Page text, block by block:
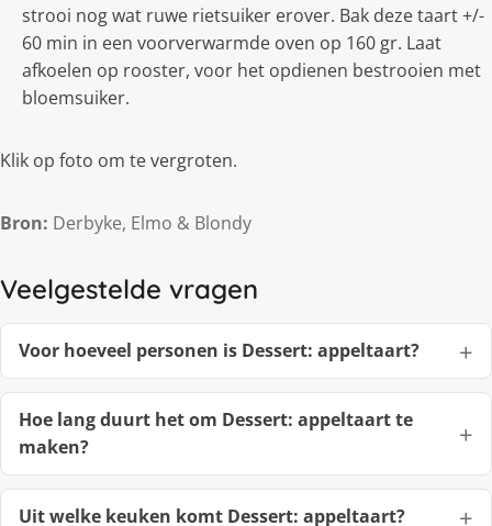
strooi nog wat ruwe rietsuiker erover. Bak deze taart +/-
60 min in een voorverwarmde oven op 160 gr. Laat
afkoelen op rooster, voor het opdienen bestrooien met
bloemsuiker.
Klik op foto om te vergroten.
Bron: Derbyke, Elmo & Blondy
Veelgestelde vragen
Voor hoeveel personen is Dessert: appeltaart?
Hoe lang duurt het om Dessert: appeltaart te
maken?
Uit welke keuken komt Dessert: appeltaart?